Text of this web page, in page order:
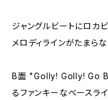
ジャングルビートにロカ
メロディラインがたまらな
B面 "Golly! Golly! Go
るファンキーなベースラ